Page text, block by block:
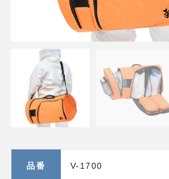
品番 V-1700